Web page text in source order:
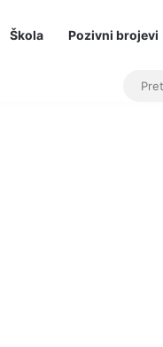
Škola Pozivni brojevi